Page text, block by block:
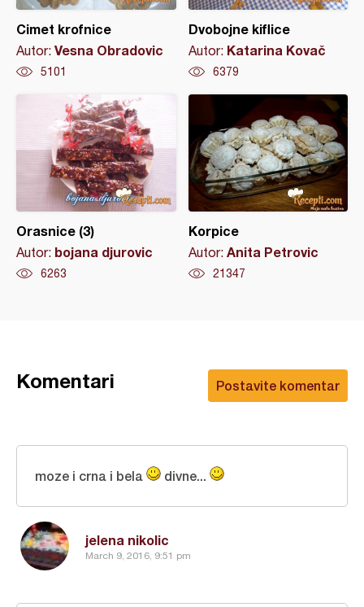
Cimet krofnice
Autor: Vesna Obradovic
5101
Dvobojne kiflice
Autor: Katarina Kovač
6379
Orasnice (3)
Autor: bojana djurovic
6263
Korpice
Autor: Anita Petrovic
21347
Postavite komentar
Komentari
jelena nikolic
March 9, 2016, 9:51 pm
moze i crna i bela divne...